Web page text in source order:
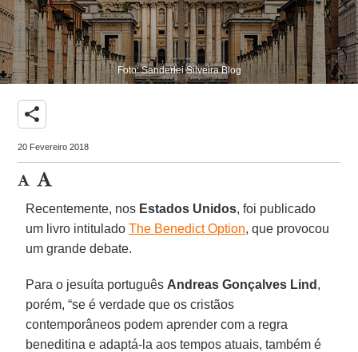
Foto: Sanderlei Silveira Blog
share
20 Fevereiro 2018
Recentemente, nos Estados Unidos, foi publicado
um livro intituladoThe Benedict Option, que provocou
um grande debate.
Para o jesuíta português Andreas Gonçalves Lind ,
porém, “se é verdade que os cristãos
contemporâneos podem aprender com a regra
beneditina e adaptá-la aos tempos atuais, também é